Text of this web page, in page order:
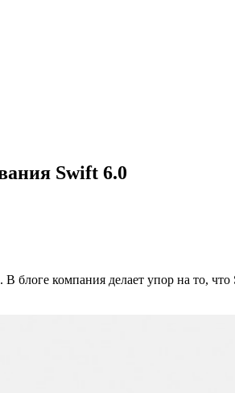
Swift 6.0
блоге компания делает упор на то,